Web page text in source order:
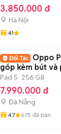
3.850.000 đ
Hà Nội
4.1
Oppo
góp kèm bút và
Pad 5 256 GB
7.990.000 đ
Đà Nẵng
4.7 675 đã bán